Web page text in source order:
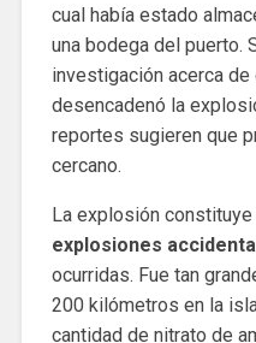
cual había estado
una bodega del puerto.
investigación acerca de
desencadenó la
reportes sugieren que
cercano.
La explosión constituye
explosiones
ocurridas. Fue tan
200 kilómetros en la
cantidad de nitrato de